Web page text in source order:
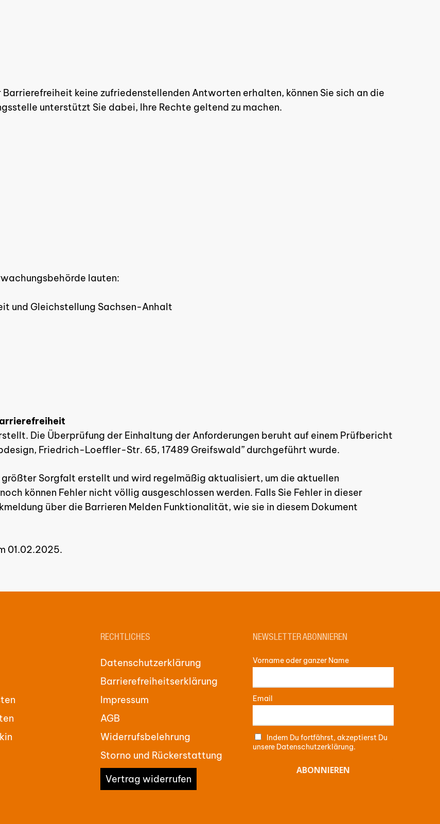
keine zufriedenstellenden Antworten erhalten, können Sie sich an die
unterstützt Sie dabei, Ihre Rechte geltend zu machen.
lauten:
und Gleichstellung Sachsen-Anhalt
Die Überprüfung der Einhaltung der Anforderungen beruht auf einem Prüfbericht
Friedrich-Loeffler-Str. 65, 17489 Greifswald” durchgeführt wurde.
Sorgfalt erstellt und wird regelmäßig aktualisiert, um die aktuellen
können Fehler nicht völlig ausgeschlossen werden. Falls Sie Fehler in dieser
über die Barrieren Melden Funktionalität, wie sie in diesem Dokument
01.02.2025.
RECHTLICHES
Datenschutzerklärung
Barrierefreiheitserklärung
Impressum
AGB
Widerrufsbelehrung
Storno und Rückerstattung
Vertrag widerrufen
NEWSLETTER ABONNIEREN
Vorname oder ganzer Name
Email
Indem Du fortfährst, akzeptierst Du
unsere Datenschutzerklärung.